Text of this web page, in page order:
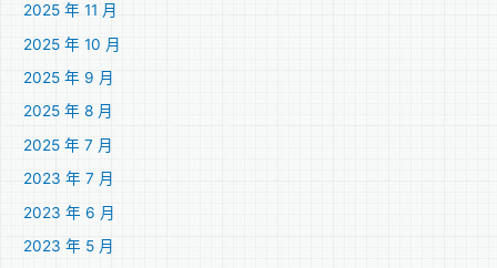
2025 年 11 月
2025 年 10 月
2025 年 9 月
2025 年 8 月
2025 年 7 月
2023 年 7 月
2023 年 6 月
2023 年 5 月